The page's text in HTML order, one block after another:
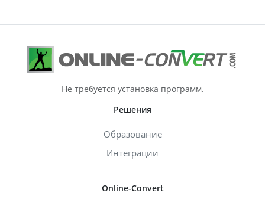
Не требуется установка программ.
Решения
Образование
Интеграции
Online-Convert